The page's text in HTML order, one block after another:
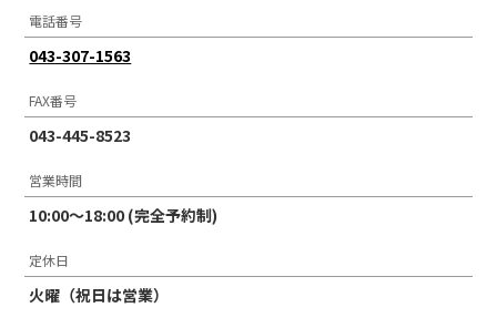
電話番号
043-307-1563
FAX番号
043-445-8523
営業時間
10:00〜18:00 (完全予約制)
定休日
火曜（祝日は営業）